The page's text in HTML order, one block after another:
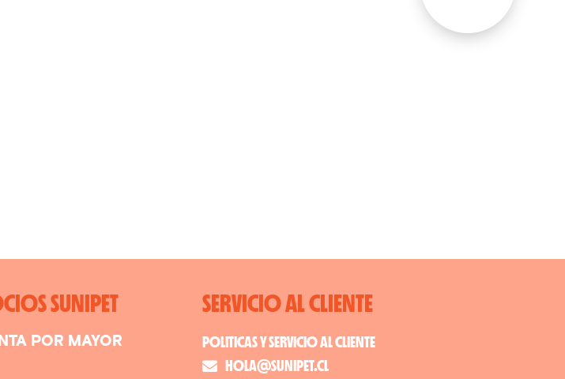
SUNIPET
POR MAYOR
SERVICIO AL CLIENTE
POLITICAS Y SERVICIO AL CLIENTE
HOLA@SUNIPET.CL